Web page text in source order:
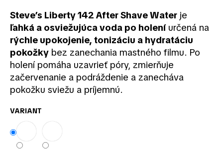
Steve’s Liberty 142 After Shave Water je
ľahká a osviežujúca voda po holeníurčená na
rýchle upokojenie, tonizáciu a hydratáciu
pokožky bez zanechania mastného filmu. Po
holení pomáha uzavrieť póry, zmierňuje
začervenanie a podráždenie a zanecháva
pokožku sviežu a príjemnú.
VARIANT
O
d
p
o
r
ú
č
a
m
e